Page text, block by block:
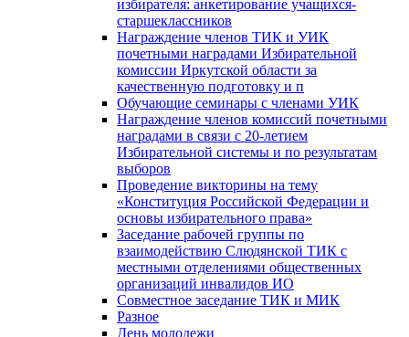
избирателя: анкетирование учащихся-
старшеклассников
Награждение членов ТИК и УИК
почетными наградами Избирательной
комиссии Иркутской области за
качественную подготовку и п
Обучающие семинары с членами УИК
Награждение членов комиссий почетными
наградами в связи с 20-летием
Избирательной системы и по результатам
выборов
Проведение викторины на тему
«Конституция Российской Федерации и
основы избирательного права»
Заседание рабочей группы по
взаимодействию Слюдянской ТИК с
местными отделениями общественных
организаций инвалидов ИО
Совместное заседание ТИК и МИК
Разное
День молодежи